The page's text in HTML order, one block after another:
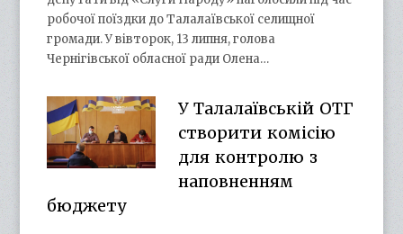
робочої поїздки до Талалаївської селищної
громади. У вівторок, 13 липня, голова
Чернігівської обласної ради Олена…
У Талалаївській ОТГ
створити комісію
для контролю з
наповненням
бюджету